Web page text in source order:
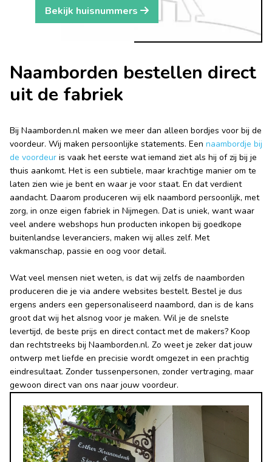
Bekijk huisnummers
Naamborden bestellen direct
uit de fabriek
Bij Naamborden.nl maken we meer dan alleen bordjes voor bij de
voordeur. Wij maken persoonlijke statements. Een naambordje bij
de voordeur is vaak het eerste wat iemand ziet als hij of zij bij je
thuis aankomt. Het is een subtiele, maar krachtige manier om te
laten zien wie je bent en waar je voor staat. En dat verdient
aandacht. Daarom produceren wij elk naambord persoonlijk, met
zorg, in onze eigen fabriek in Nijmegen. Dat is uniek, want waar
veel andere webshops hun producten inkopen bij goedkope
buitenlandse leveranciers, maken wij alles zelf. Met
vakmanschap, passie en oog voor detail.
Wat veel mensen niet weten, is dat wij zelfs de naamborden
produceren die je via andere websites bestelt. Bestel je dus
ergens anders een gepersonaliseerd naambord, dan is de kans
groot dat wij het alsnog voor je maken. Wil je de snelste
levertijd, de beste prijs en direct contact met de makers? Koop
dan rechtstreeks bij Naamborden.nl. Zo weet je zeker dat jouw
ontwerp met liefde en precisie wordt omgezet in een prachtig
eindresultaat. Zonder tussenpersonen, zonder vertraging, maar
gewoon direct van ons naar jouw voordeur.